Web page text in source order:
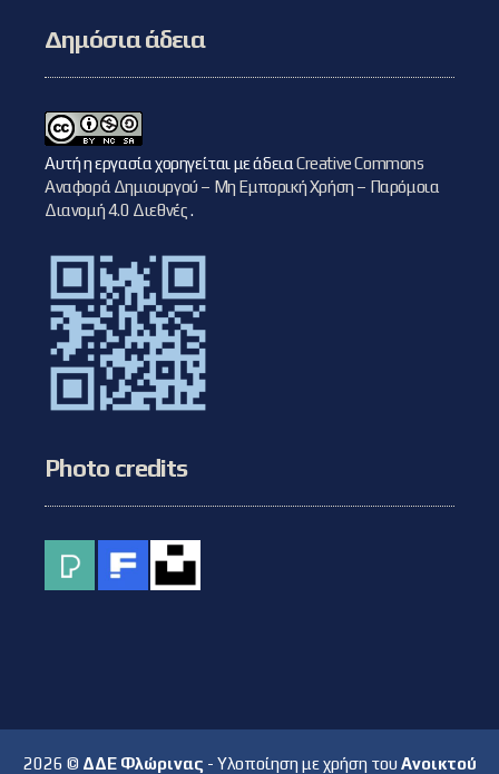
Δημόσια άδεια
Αυτή η εργασία χορηγείται με άδειαCreative Commons
Αναφορά Δημιουργού – Μη Εμπορική Χρήση – Παρόμοια
Διανομή 4.0 Διεθνές.
Photo credits
2026 © ΔΔΕ Φλώρινας - Υλοποίηση με χρήση του Ανοικτού